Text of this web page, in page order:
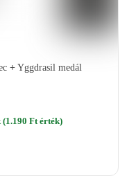
+ Yggdrasil medál
Ft érték)